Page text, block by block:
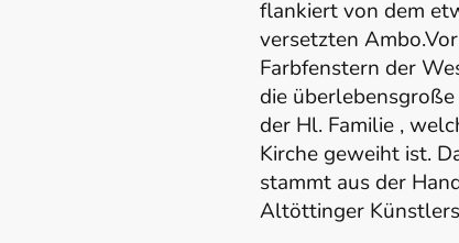
flankiert von dem
versetzten
Farbfenstern der
die
der Hl. Familie ,
Kirche geweiht ist.
stammt aus der
Altöttinger